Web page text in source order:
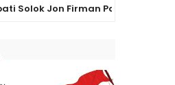
Firman Pandu Gandeng BSI Solok